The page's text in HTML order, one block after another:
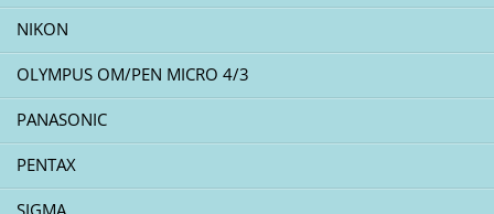
NIKON
OLYMPUS OM/PEN MICRO 4/3
PANASONIC
PENTAX